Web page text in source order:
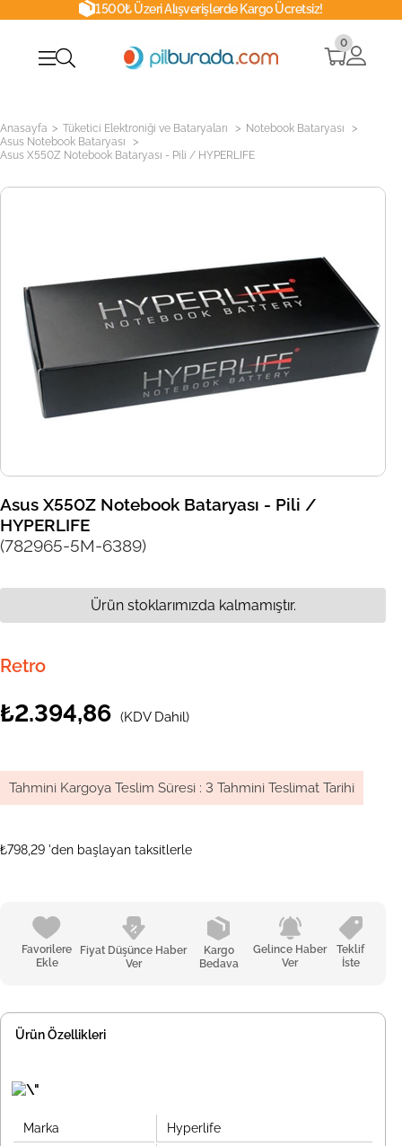
1500₺ Üzeri Alışverişlerde Kargo Ücretsiz!
0
Anasayfa > Tüketici Elektroniği ve Bataryaları > Notebook Bataryası >
Asus Notebook Bataryası >
Asus X550Z Notebook Bataryası - Pili / HYPERLIFE
Asus X550Z Notebook Bataryası - Pili /
HYPERLIFE
(782965-5M-6389)
Retro
₺2.394,86 (KDV Dahil)
Tahmini Kargoya Teslim Süresi : 3 Tahmini Teslimat Tarihi
₺798,29 'den başlayan taksitlerle
Favorilere
Ekle
Fiyat Düşünce Haber
Ver
Kargo
Bedava
Gelince Haber
Ver
Teklif
İste
Ürün stoklarımızda kalmamıştır.
Ürün Özellikleri
Marka Hyperlife